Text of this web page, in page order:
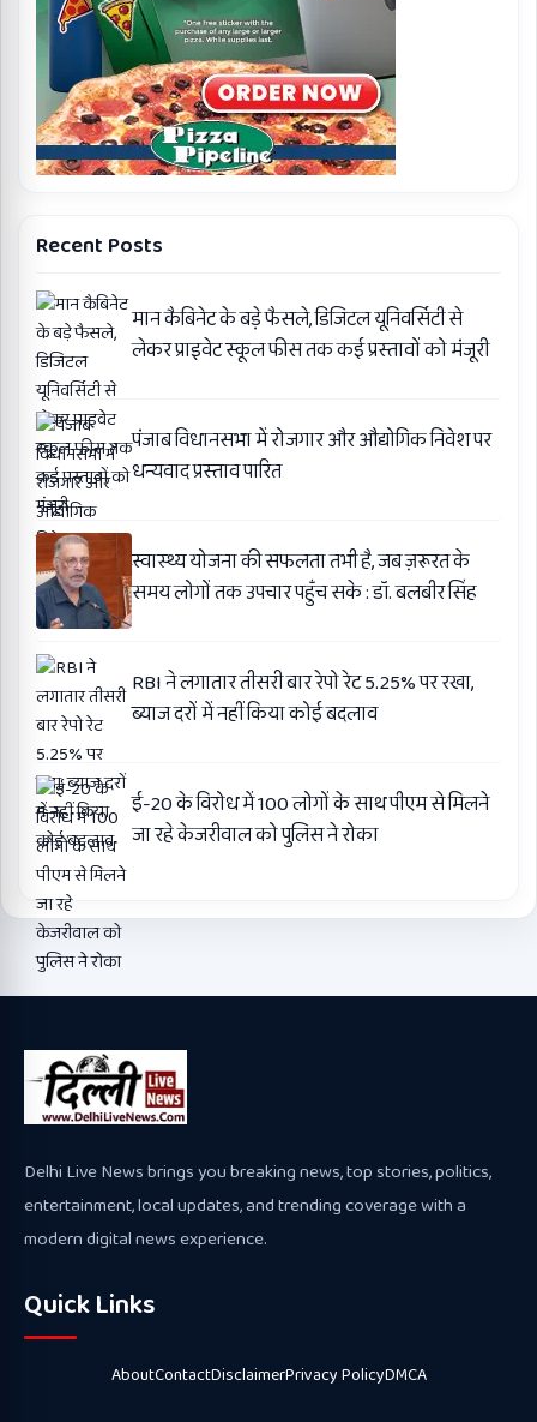
Recent Posts
मान कैबिनेट के बड़े फैसले, डिजिटल यूनिवर्सिटी से
लेकर प्राइवेट स्कूल फीस तक कई प्रस्तावों को मंजूरी
पंजाब विधानसभा में रोजगार और औद्योगिक निवेश पर
धन्यवाद प्रस्ताव पारित
स्वास्थ्य योजना की सफलता तभी है, जब ज़रूरत के
समय लोगों तक उपचार पहुँच सके : डॉ. बलबीर सिंह
RBI ने लगातार तीसरी बार रेपो रेट 5.25% पर रखा,
ब्याज दरों में नहीं किया कोई बदलाव
ई-20 के विरोध में 100 लोगों के साथ पीएम से मिलने
जा रहे केजरीवाल को पुलिस ने रोका
Delhi Live News brings you breaking news, top stories, politics,
entertainment, local updates, and trending coverage with a
modern digital news experience.
Quick Links
AboutContactDisclaimerPrivacy PolicyDMCA